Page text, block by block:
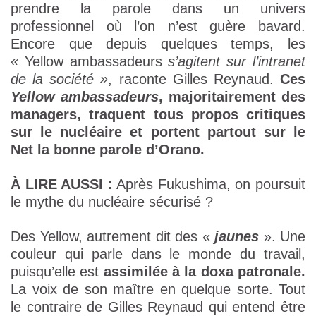
prendre la parole dans un univers
professionnel où l’on n’est guère bavard.
Encore que depuis quelques temps, les
« Yellow ambassadeurss’agitent sur l’intranet
de la société », raconte Gilles Reynaud.Ces
Yellow ambassadeurs, majoritairement des
managers, traquent tous propos critiques
sur le nucléaire et portent partout sur le
Net la bonne parole d’Orano.
À LIRE AUSSI : Après Fukushima, on poursuit
le mythe du nucléaire sécurisé ?
Des Yellow, autrement dit des « jaunes ». Une
couleur qui parle dans le monde du travail,
puisqu’elle est assimilée à la doxa patronale.
La voix de son maître en quelque sorte. Tout
le contraire de Gilles Reynaud qui entend être